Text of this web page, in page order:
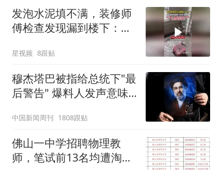
发泡水泥填不满，装修师
傅检查发现漏到楼下：出
星视频 8跟贴
穆杰塔巴被指给总统下"最
后警告" 爆料人发声意味
中国新闻周刊 1808跟贴
佛山一中学招聘物理教
师，笔试前13名均遭淘